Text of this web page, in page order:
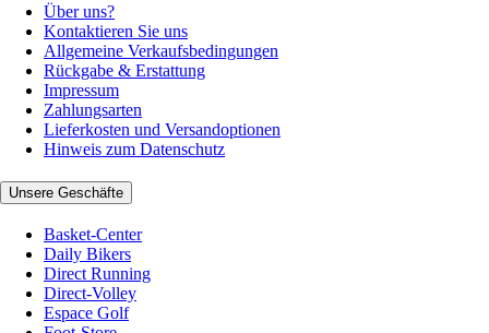
Über uns?
Kontaktieren Sie uns
Allgemeine Verkaufsbedingungen
Rückgabe & Erstattung
Impressum
Zahlungsarten
Lieferkosten und Versandoptionen
Hinweis zum Datenschutz
Unsere Geschäfte
Basket-Center
Daily Bikers
Direct Running
Direct-Volley
Espace Golf